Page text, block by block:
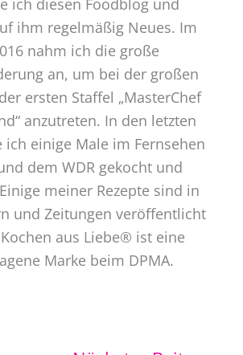
ich diesen Foodblog und
ihm regelmäßig Neues. Im
nahm ich die große
an, um bei der großen
ersten Staffel „MasterChef
anzutreten. In den letzten
ich einige Male im Fernsehen
dem WDR gekocht und
meiner Rezepte sind in
und Zeitungen veröffentlicht
aus Liebe® ist eine
Marke beim DPMA.